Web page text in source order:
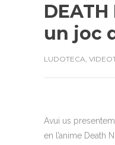
DEATH
un joc
LUDOTECA,
Avui us
en l’anime Death